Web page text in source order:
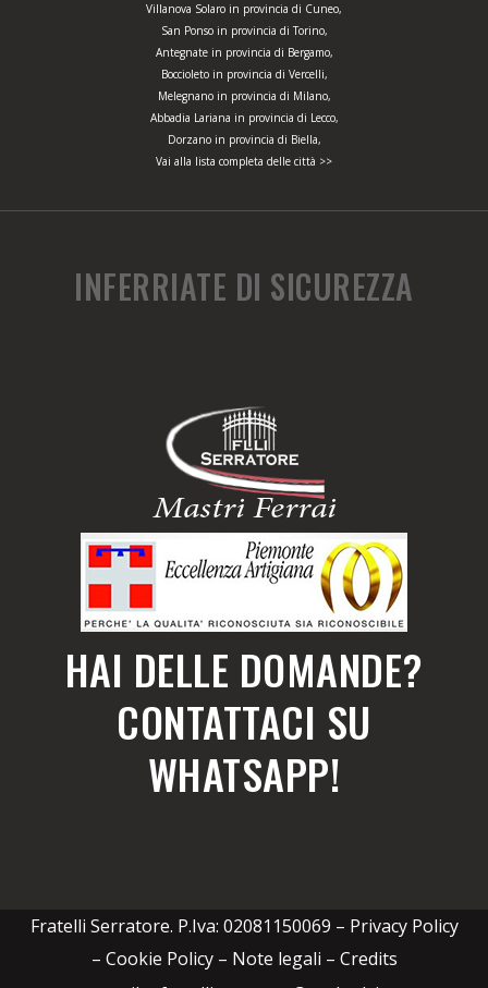
Villanova Solaro in provincia di Cuneo,
San Ponso in provincia di Torino,
Antegnate in provincia di Bergamo,
Boccioleto in provincia di Vercelli,
Melegnano in provincia di Milano,
Abbadia Lariana in provincia di Lecco,
Dorzano in provincia di Biella,
Vai alla lista completa delle città >>
INFERRIATE DI SICUREZZA
HAI DELLE DOMANDE?
CONTATTACI SU
WHATSAPP!
Fratelli Serratore. P.Iva: 02081150069 – Privacy Policy
– Cookie Policy – Note legali – Credits